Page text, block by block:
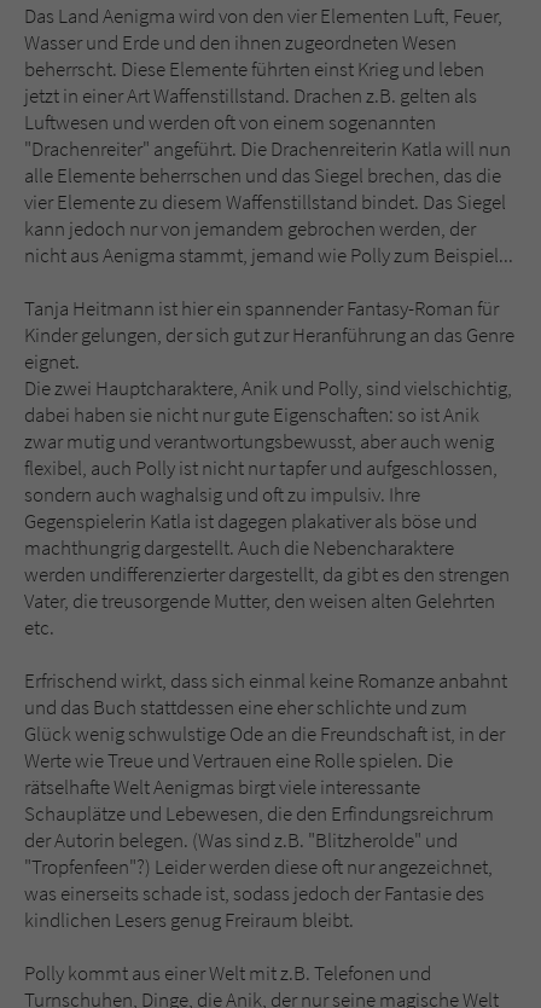
Das Land Aenigma wird von den vier Elementen Luft, Feuer,
Wasser und Erde und den ihnen zugeordneten Wesen
beherrscht. Diese Elemente führten einst Krieg und leben
jetzt in einer Art Waffenstillstand. Drachen z.B. gelten als
Luftwesen und werden oft von einem sogenannten
"Drachenreiter" angeführt. Die Drachenreiterin Katla will nun
alle Elemente beherrschen und das Siegel brechen, das die
vier Elemente zu diesem Waffenstillstand bindet. Das Siegel
kann jedoch nur von jemandem gebrochen werden, der
nicht aus Aenigma stammt, jemand wie Polly zum Beispiel...
Tanja Heitmann ist hier ein spannender Fantasy-Roman für
Kinder gelungen, der sich gut zur Heranführung an das Genre
eignet.
Die zwei Hauptcharaktere, Anik und Polly, sind vielschichtig,
dabei haben sie nicht nur gute Eigenschaften: so ist Anik
zwar mutig und verantwortungsbewusst, aber auch wenig
flexibel, auch Polly ist nicht nur tapfer und aufgeschlossen,
sondern auch waghalsig und oft zu impulsiv. Ihre
Gegenspielerin Katla ist dagegen plakativer als böse und
machthungrig dargestellt. Auch die Nebencharaktere
werden undifferenzierter dargestellt, da gibt es den strengen
Vater, die treusorgende Mutter, den weisen alten Gelehrten
etc.
Erfrischend wirkt, dass sich einmal keine Romanze anbahnt
und das Buch stattdessen eine eher schlichte und zum
Glück wenig schwulstige Ode an die Freundschaft ist, in der
Werte wie Treue und Vertrauen eine Rolle spielen. Die
rätselhafte Welt Aenigmas birgt viele interessante
Schauplätze und Lebewesen, die den Erfindungsreichrum
der Autorin belegen. (Was sind z.B. "Blitzherolde" und
"Tropfenfeen"?) Leider werden diese oft nur angezeichnet,
was einerseits schade ist, sodass jedoch der Fantasie des
kindlichen Lesers genug Freiraum bleibt.
Polly kommt aus einer Welt mit z.B. Telefonen und
Turnschuhen, Dinge, die Anik, der nur seine magische Welt